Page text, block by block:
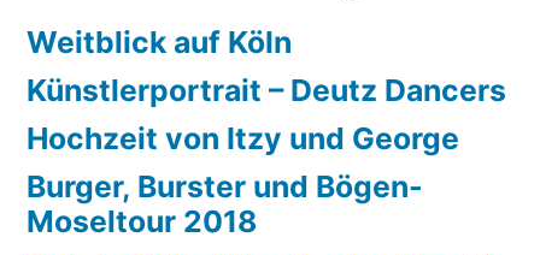
Weitblick auf Köln
Künstlerportrait – Deutz Dancers
Hochzeit von Itzy und George
Burger, Burster und Bögen-
Moseltour 2018